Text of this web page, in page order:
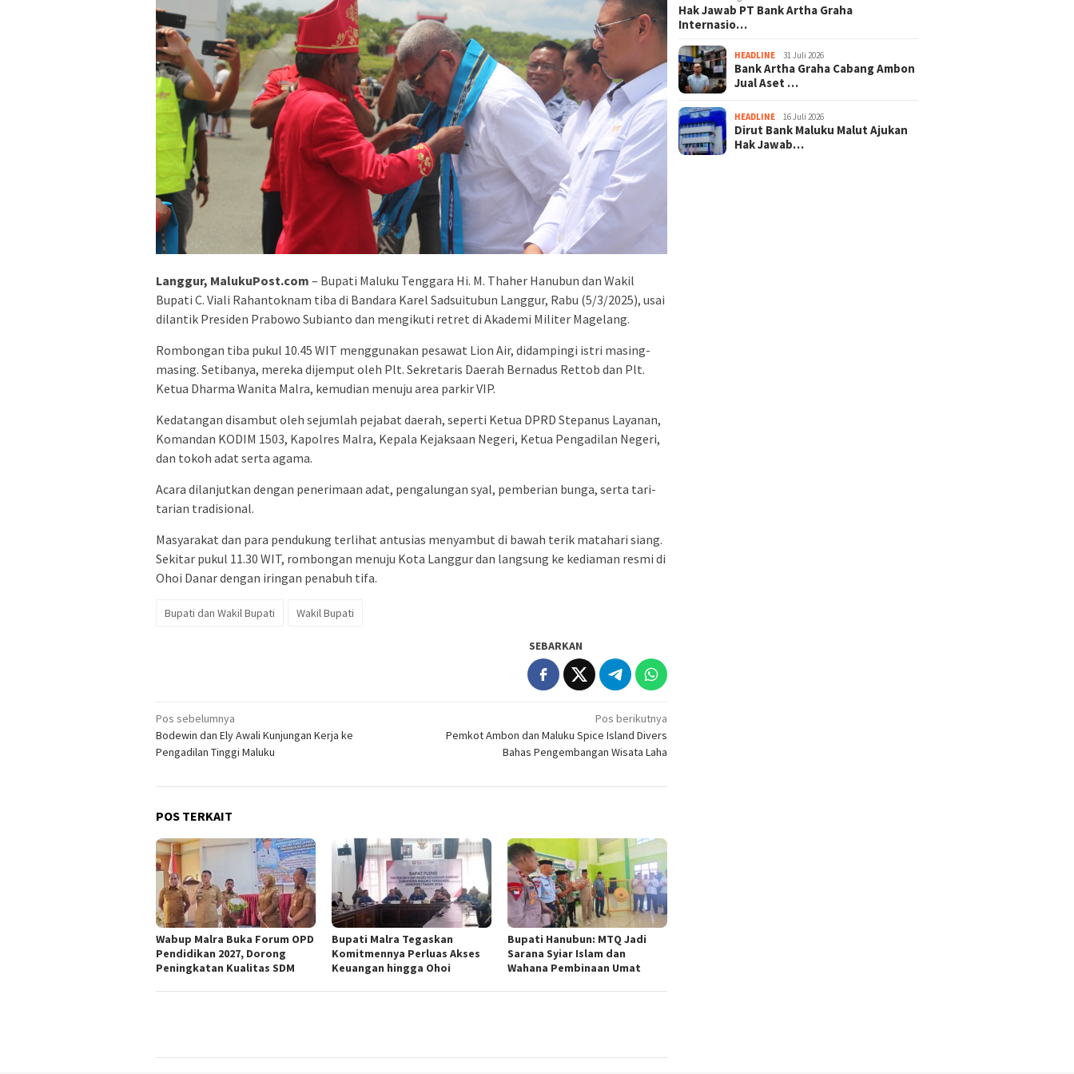
Langgur, MalukuPost.com – Bupati Maluku Tenggara Hi. M. Thaher Hanubun dan Wakil
Bupati C. Viali Rahantoknam tiba di Bandara Karel Sadsuitubun Langgur, Rabu (5/3/2025), usai
dilantik Presiden Prabowo Subianto dan mengikuti retret di Akademi Militer Magelang.
Rombongan tiba pukul 10.45 WIT menggunakan pesawat Lion Air, didampingi istri masing-
masing. Setibanya, mereka dijemput oleh Plt. Sekretaris Daerah Bernadus Rettob dan Plt.
Ketua Dharma Wanita Malra, kemudian menuju area parkir VIP.
Kedatangan disambut oleh sejumlah pejabat daerah, seperti Ketua DPRD Stepanus Layanan,
Komandan KODIM 1503, Kapolres Malra, Kepala Kejaksaan Negeri, Ketua Pengadilan Negeri,
dan tokoh adat serta agama.
Acara dilanjutkan dengan penerimaan adat, pengalungan syal, pemberian bunga, serta tari-
tarian tradisional.
Masyarakat dan para pendukung terlihat antusias menyambut di bawah terik matahari siang.
Sekitar pukul 11.30 WIT, rombongan menuju Kota Langgur dan langsung ke kediaman resmi di
Ohoi Danar dengan iringan penabuh tifa.
Bupati dan Wakil Bupati Wakil Bupati
SEBARKAN
Navigasi
pos
Pos sebelumnya
Bodewin dan Ely Awali Kunjungan Kerja ke
Pengadilan Tinggi Maluku
Pos berikutnya
Pemkot Ambon dan Maluku Spice Island Divers
Bahas Pengembangan Wisata Laha
POS TERKAIT
Wabup Malra Buka Forum OPD
Pendidikan 2027, Dorong
Peningkatan Kualitas SDM
Bupati Malra Tegaskan
Komitmennya Perluas Akses
Keuangan hingga Ohoi
Bupati Hanubun: MTQ Jadi
Sarana Syiar Islam dan
Wahana Pembinaan Umat
Hak Jawab PT Bank Artha Graha
Internasio…
HEADLINE 31 Juli 2026
Bank Artha Graha Cabang Ambon
Jual Aset …
HEADLINE 16 Juli 2026
Dirut Bank Maluku Malut Ajukan
Hak Jawab…